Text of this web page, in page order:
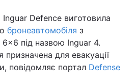
Політика
Наука
Inguar Defence виготовила
бронеавтомобіля з
під назвою Inguar 4.
призначена для евакуації
повідомляє портал Defense